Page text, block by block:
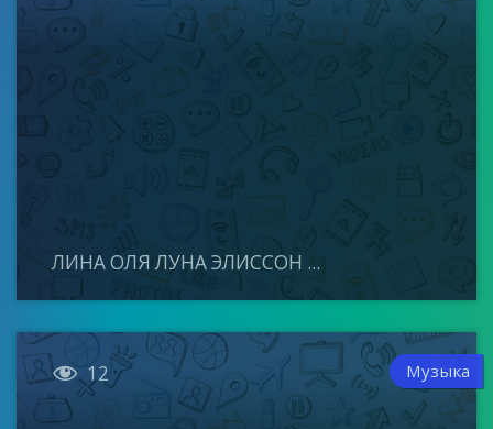
ЛИНА ОЛЯ ЛУНА ЭЛИССОН ...
 12 Музыка